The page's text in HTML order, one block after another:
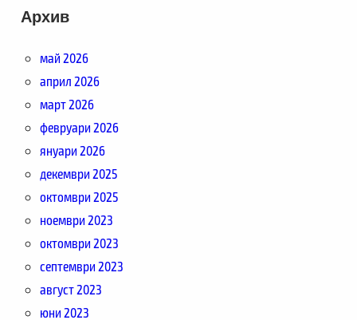
Архив
май 2026
април 2026
март 2026
февруари 2026
януари 2026
декември 2025
октомври 2025
ноември 2023
октомври 2023
септември 2023
август 2023
юни 2023